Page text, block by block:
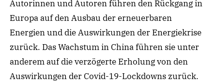
Autorinnen und Autoren führen den Rückgang in
Europa auf den Ausbau der erneuerbaren
Energien und die Auswirkungen der Energiekrise
zurück. Das Wachstum in China führen sie unter
anderem auf die verzögerte Erholung von den
Auswirkungen der Covid-19-Lockdowns zurück.